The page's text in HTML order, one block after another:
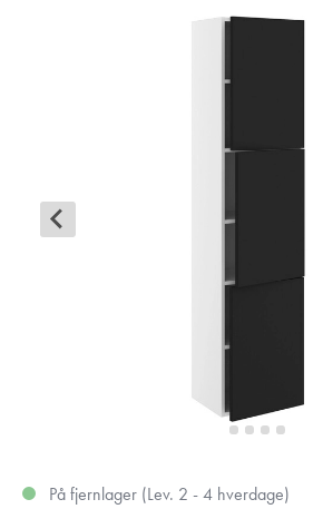
På fjernlager (Lev. 2 - 4 hverdage)